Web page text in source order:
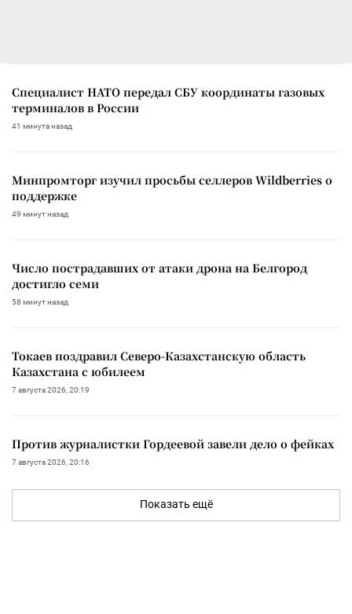
Специалист НАТО передал СБУ координаты газовых
терминалов в России
41 минута назад
Минпромторг изучил просьбы селлеров Wildberries о
поддержке
49 минут назад
Число пострадавших от атаки дрона на Белгород
достигло семи
58 минут назад
Токаев поздравил Северо-Казахстанскую область
Казахстана с юбилеем
7 августа 2026, 20:19
Против журналистки Гордеевой завели дело о фейках
7 августа 2026, 20:16
Показать ещё